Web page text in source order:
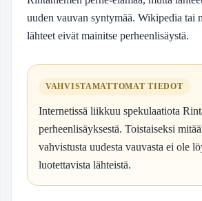
uuden vauvan syntymää. Wikipedia tai
lähteet eivät mainitse perheenlisäystä.
VAHVISTAMATTOMAT TIEDOT
Internetissä liikkuu spekulaatiota
perheenlisäyksestä. Toistaiseksi
vahvistusta uudesta vauvasta ei ole
luotettavista lähteistä.